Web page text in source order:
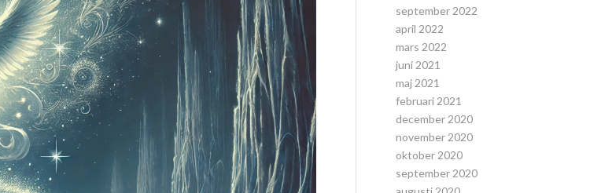
september 2022
april 2022
mars 2022
juni 2021
maj 2021
februari 2021
december 2020
november 2020
oktober 2020
september 2020